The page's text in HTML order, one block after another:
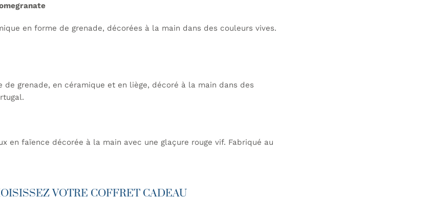
en forme de grenade, décorées à la main dans des couleurs vives.
de grenade, en céramique et en liège, décoré à la main dans des
en faïence décorée à la main avec une glaçure rouge vif. Fabriqué au
VOTRE COFFRET CADEAU